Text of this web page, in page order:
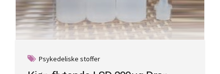
Psykedeliske stoffer